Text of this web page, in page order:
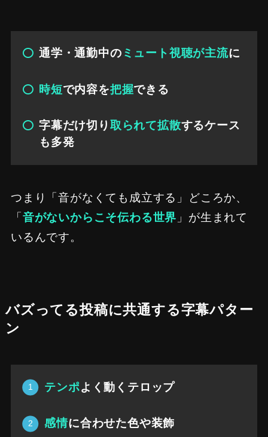
通学・通勤中の ミュート視聴が主流に
時短で内容を把握できる
字幕だけ切り 取られて拡散するケース
も多発
つまり「音がなくても成立する」どころか、
「音がないからこそ伝わる世界 」が生まれて
いるんです。
バズってる投稿に共通する字幕パター
ン
テンポよく動くテロップ
感情に合わせた色や装飾